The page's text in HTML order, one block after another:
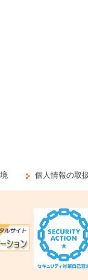
個人情報の取